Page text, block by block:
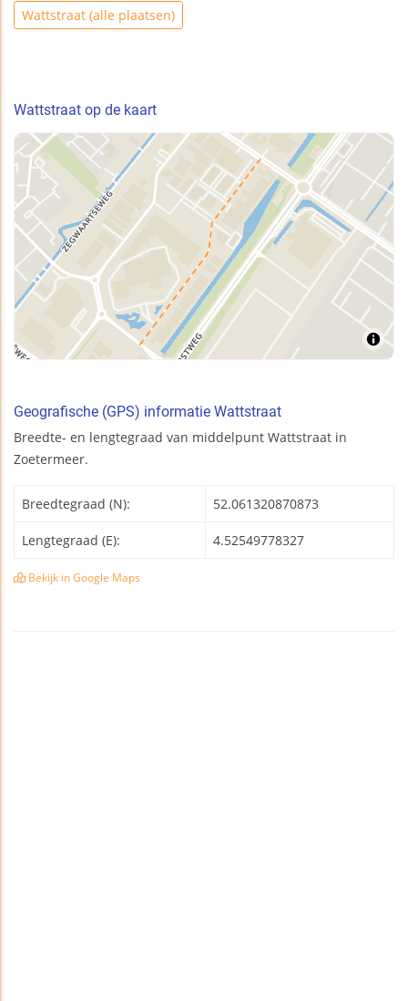
Wattstraat (alle plaatsen)
Wattstraat op de kaart
Geografische (GPS) informatie Wattstraat
Breedte- en lengtegraad van middelpunt Wattstraat in
Zoetermeer.
Breedtegraad (N): 52.061320870873
Lengtegraad (E): 4.52549778327
Bekijk in Google Maps